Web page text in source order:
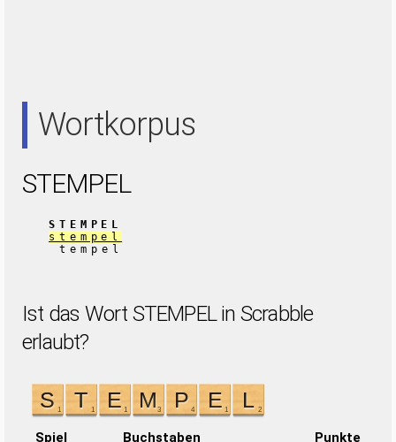
Wortkorpus
STEMPEL
STEMPEL
stempel
tempel
Ist das Wort STEMPEL in Scrabble
erlaubt?
Spiel Buchstaben Punkte